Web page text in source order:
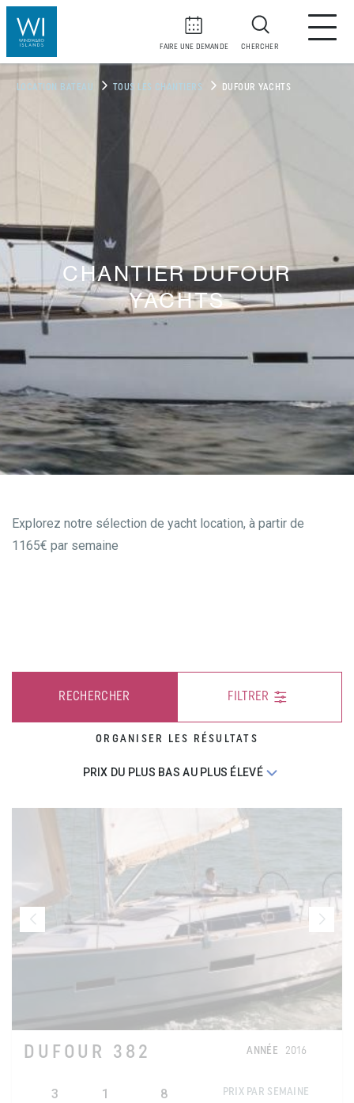
FAIRE UNE DEMANDE CHERCHER
LOCATION BATEAU TOUS LES CHANTIERS DUFOUR YACHTS
CHANTIER DUFOUR
YACHTS
Explorez notre sélection de yacht location, à partir de
1165€ par semaine
RECHERCHER FILTRER
ORGANISER LES RÉSULTATS
DUFOUR 382 ANNÉE 2016
3 1 8 PRIX PAR SEMAINE